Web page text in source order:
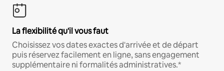
La flexibilité qu'il vous faut
Choisissez vos dates exactes d'arrivée et de départ
puis réservez facilement en ligne, sans engagement
supplémentaire ni formalités administratives.*